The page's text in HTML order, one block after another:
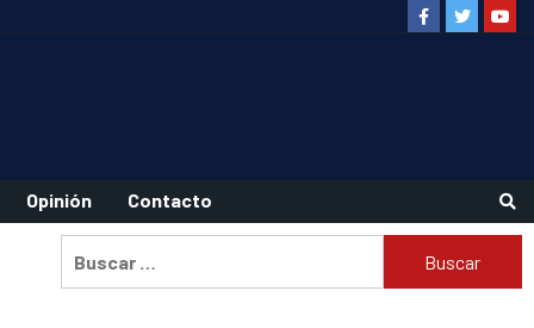
FacebookTwitter
Opinión Contacto